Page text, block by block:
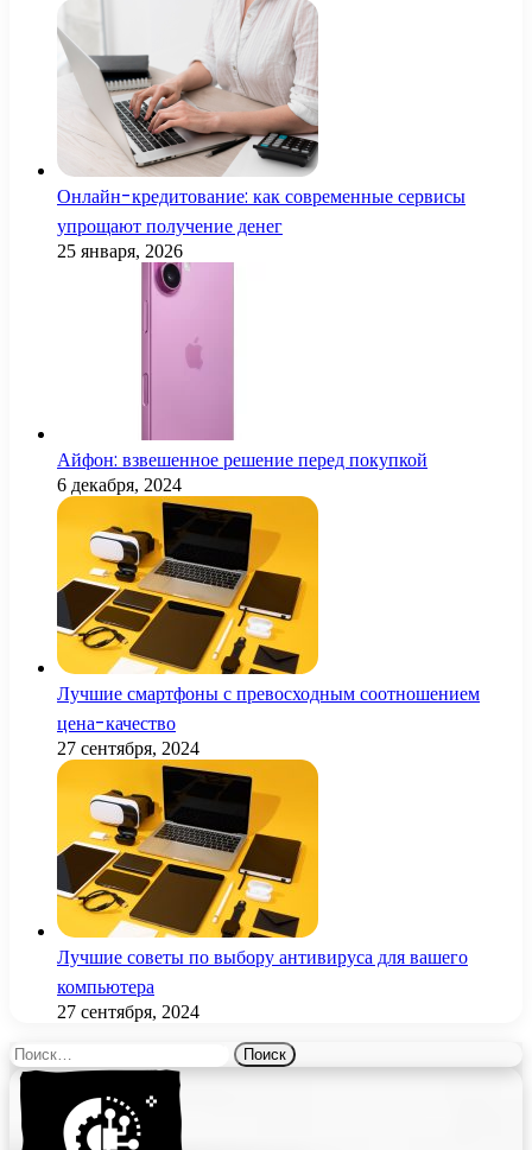
Онлайн-кредитование: как современные сервисы
упрощают получение денег
25 января, 2026
Айфон: взвешенное решение перед покупкой
6 декабря, 2024
Лучшие смартфоны с превосходным соотношением
цена-качество
27 сентября, 2024
Лучшие советы по выбору антивируса для вашего
компьютера
27 сентября, 2024
Найти: